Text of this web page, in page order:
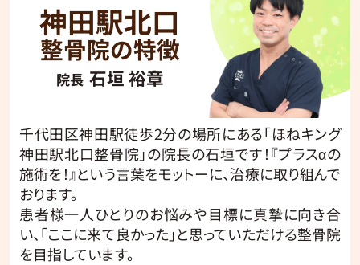
神田駅北口
整骨院の特徴
院長 石垣 裕章
千代田区神田駅徒歩2分の場所にある「ほねキング
神田駅北口整骨院」の院長の石垣です！『プラスαの
施術を！』という言葉をモットーに、治療に取り組んで
おります。
患者様一人ひとりのお悩みや目標に真摯に向き合
い、「ここに来て良かった」と思っていただける整骨院
を目指しています。